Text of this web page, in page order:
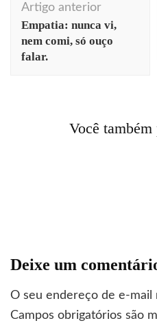
de
post
Artigo anterior
Empatia: nunca vi,
nem comi, só ouço
falar.
Você também
O muro de luz
Deixe um
O seu endereço de e-mail
Campos obrigatórios são